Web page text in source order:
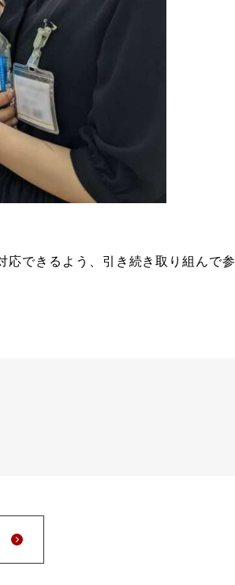
できるよう、引き続き取り組んで参